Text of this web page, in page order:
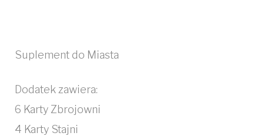
Suplement do Miasta
Dodatek zawiera:
6 Karty Zbrojowni
4 Karty Stajni